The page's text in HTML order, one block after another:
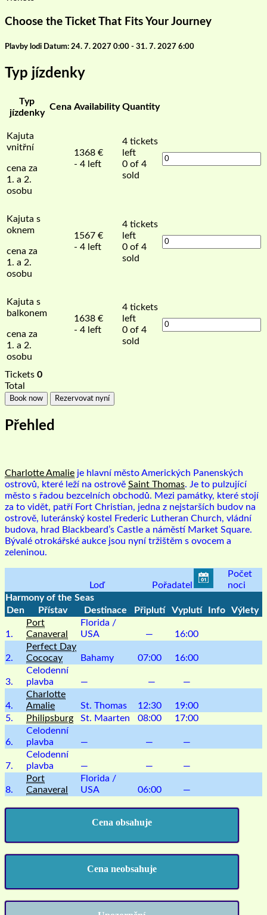
Choose the Ticket That Fits Your Journey
Plavby lodi Datum: 24. 7. 2027 0:00 - 31. 7. 2027 6:00
Typ jízdenky
Typ
jízdenky
Cena Availability Quantity
Kajuta
vnitřní
cena za
1. a 2.
osobu
1368 €
- 4 left
4 tickets
left
0 of 4
sold
Kajuta s
oknem
cena za
1. a 2.
osobu
1567 €
- 4 left
4 tickets
left
0 of 4
sold
Kajuta s
balkonem
cena za
1. a 2.
osobu
1638 €
- 4 left
4 tickets
left
0 of 4
sold
Tickets 0
Total
Book now Rezervovat nyní
Přehled
Charlotte Amalie je hlavní město Amerických Panenských
ostrovů, které leží na ostrově Saint Thomas. Je to pulzující
město s řadou bezcelních obchodů. Mezi památky, které stojí
za to vidět, patří Fort Christian, jedna z nejstarších budov na
ostrově, luteránský kostel Frederic Lutheran Church, vládní
budova, hrad Blackbeard’s Castle a náměstí Market Square.
Bývalé otrokářské aukce jsou nyní tržištěm s ovocem a
zeleninou.
Loď Pořadatel
Počet
noci
Harmony of the Seas
Den
Přístav Destinace Připlutí Vyplutí Info Výlety
1.
Port
Canaveral
Florida /
USA
— 16:00
2.
Perfect Day
Cococay
Bahamy 07:00 16:00
3.
Celodenní
plavba
— — —
4.
Charlotte
Amalie
St. Thomas 12:30
19:00
5.
Philipsburg St. Maarten 08:00 17:00
6.
Celodenní
plavba
— — —
7.
Celodenní
plavba
— — —
8.
Port
Canaveral
Florida /
USA
06:00 —
Cena obsahuje
Cena neobsahuje